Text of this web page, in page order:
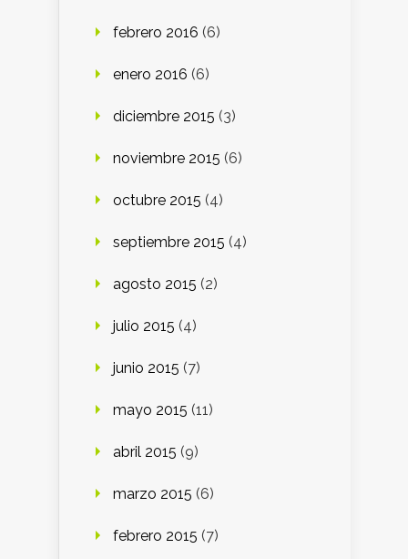
febrero 2016 (6)
enero 2016 (6)
diciembre 2015 (3)
noviembre 2015 (6)
octubre 2015 (4)
septiembre 2015 (4)
agosto 2015 (2)
julio 2015 (4)
junio 2015 (7)
mayo 2015 (11)
abril 2015 (9)
marzo 2015 (6)
febrero 2015 (7)